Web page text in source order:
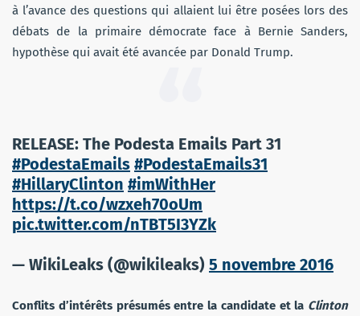
à l’avance des questions qui allaient lui être posées lors des
débats de la primaire démocrate face à Bernie Sanders,
hypothèse qui avait été avancée par Donald Trump.
RELEASE: The Podesta Emails Part 31
#PodestaEmails #PodestaEmails31
#HillaryClinton #imWithHer
https://t.co/wzxeh70oUm
pic.twitter.com/nTBT5I3YZk
— WikiLeaks (@wikileaks) 5 novembre 2016
Conflits d’intérêts présumés entre la candidate et la Clinton